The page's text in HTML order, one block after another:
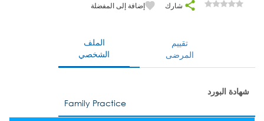
شارك إضافة إلى المفضلة
الملف
الشخصي
تقييم
المرضى
شهادة البورد
Family Practice